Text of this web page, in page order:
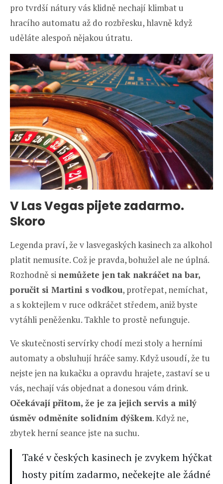
pro tvrdší nátury vás klidně nechají klimbat u
hracího automatu až do rozbřesku, hlavně když
uděláte alespoň nějakou útratu.
V Las Vegas pijete zadarmo.
Skoro
Legenda praví, že v lasvegaských kasinech za alkohol
platit nemusíte. Což je pravda, bohužel ale ne úplná.
Rozhodně si nemůžete jen tak nakráčet na bar,
poručit si Martini s vodkou, protřepat, nemíchat,
a s koktejlem v ruce odkráčet středem, aniž byste
vytáhli peněženku. Takhle to prostě nefunguje.
Ve skutečnosti servírky chodí mezi stoly a herními
automaty a obsluhují hráče samy. Když usoudí, že tu
nejste jen na kukačku a opravdu hrajete, zastaví se u
vás, nechají vás objednat a donesou vám drink.
Očekávají přitom, že je za jejich servis a milý
úsměv odměníte solidním dýškem. Když ne,
zbytek herní seance jste na suchu.
Také v českých kasinech je zvykem hýčkat
hosty pitím zadarmo, nečekejte ale žádné